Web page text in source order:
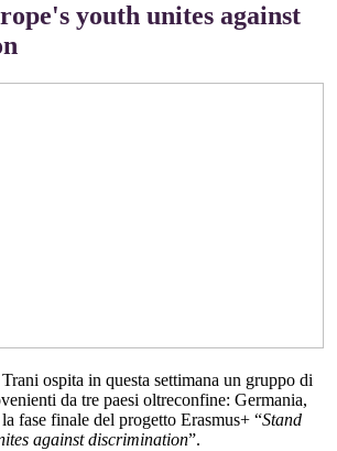
youth unites against
ospita in questa settimana un gruppo di
da tre paesi oltreconfine: Germania,
fase finale del progetto Erasmus+ “Stand
against discrimination”.